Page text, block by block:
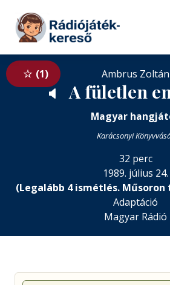
Tovább a tartalomhoz
1 Ambrus Zoltán
🔈 A fületlen
Magyar
Karácsonyi
32 perc
1989. július 24.
(Legalább 4 ismétlés.
Adaptáció
Magyar Rádió